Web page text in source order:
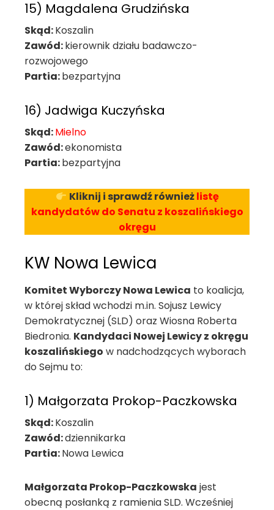
15) Magdalena Grudzińska
Skąd:Koszalin
Zawód:kierownik działu badawczo-
rozwojowego
Partia:bezpartyjna
16) Jadwiga Kuczyńska
Skąd:Mielno
Zawód:ekonomista
Partia:bezpartyjna
Kliknij i sprawdź równieżlistę
kandydatów do Senatu z koszalińskiego
okręgu
KW Nowa Lewica
Komitet Wyborczy Nowa Lewica to koalicja,
w której skład wchodzi m.in. Sojusz Lewicy
Demokratycznej (SLD) oraz Wiosna Roberta
Biedronia. Kandydaci Nowej Lewicy z okręgu
koszalińskiego w nadchodzących wyborach
do Sejmu to:
1) Małgorzata Prokop-Paczkowska
Skąd:Koszalin
Zawód:dziennikarka
Partia:Nowa Lewica
Małgorzata Prokop-Paczkowska jest
obecną posłanką z ramienia SLD. Wcześniej